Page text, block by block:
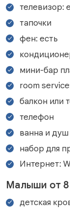
телевизор:
тапочки
фен: есть
мини-бар
room
балкон или
телефон
ванна и
набор для
Интернет:
Малыши от 8
детская